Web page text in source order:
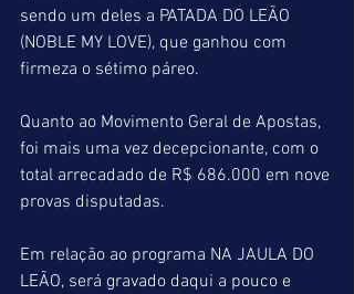
sendo um deles a PATADA DO LEÃO
(NOBLE MY LOVE), que ganhou com
firmeza o sétimo páreo.
Quanto ao Movimento Geral de Apostas,
foi mais uma vez decepcionante, com o
total arrecadado de R$ 686.000 em nove
provas disputadas.
Em relação ao programa NA JAULA DO
LEÃO, será gravado daqui a pouco e